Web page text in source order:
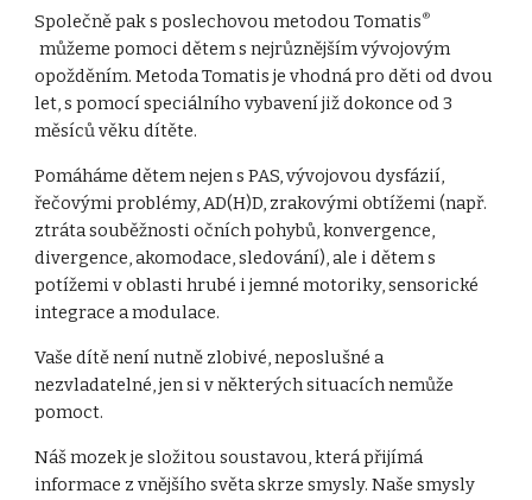
Společně pak s poslechovou metodou Tomatis ®
můžeme pomoci dětem s nejrůznějším vývojovým
opožděním. Metoda Tomatis je vhodná pro děti od dvou
let, s pomocí speciálního vybavení již dokonce od 3
měsíců věku dítěte.
Pomáháme dětem nejen s PAS, vývojovou dysfázií,
řečovými problémy, AD(H)D, zrakovými obtížemi (např.
ztráta souběžnosti očních pohybů, konvergence,
divergence, akomodace, sledování), ale i dětem s
potížemi v oblasti hrubé i jemné motoriky, sensorické
integrace a modulace.
Vaše dítě není nutně zlobivé, neposlušné a
nezvladatelné, jen si v některých situacích nemůže
pomoct.
Náš mozek je složitou soustavou, která přijímá
informace z vnějšího světa skrze smysly. Naše smysly